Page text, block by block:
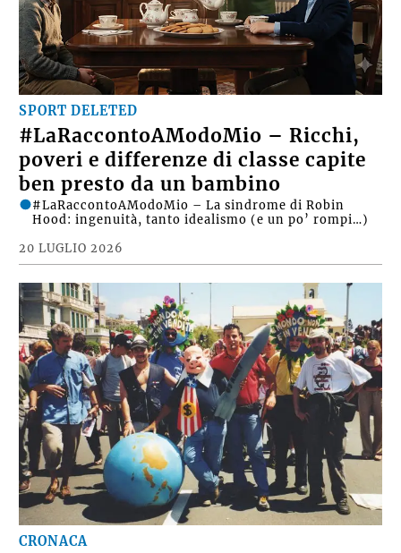
SPORT DELETED
#LaRaccontoAModoMio – Ricchi,
poveri e differenze di classe capite
ben presto da un bambino
20 LUGLIO 2026
#LaRaccontoAModoMio – La sindrome di Robin
Hood: ingenuità, tanto idealismo (e un po’ rompi…)
CRONACA